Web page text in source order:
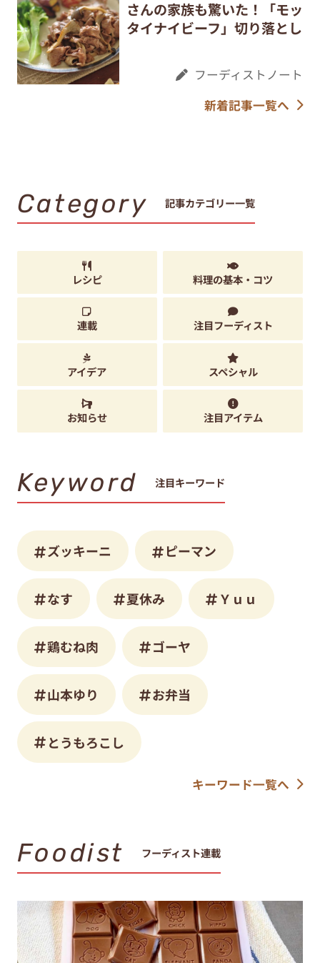
さんの家族も驚いた！「モッ
タイナイビーフ」切り落とし
フーディストノート
新着記事一覧へ
Category 記事カテゴリー一覧
レシピ 料理の基本・コツ
連載 注目フーディスト
アイデア スペシャル
お知らせ 注目アイテム
Keyword 注目キーワード
ズッキーニ ピーマン
なす 夏休み Ｙｕｕ
鶏むね肉 ゴーヤ
山本ゆり お弁当
とうもろこし
キーワード一覧へ
Foodist フーディスト連載